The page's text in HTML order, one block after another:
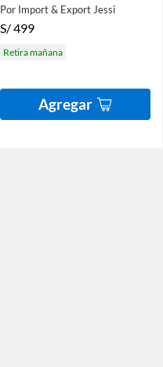
Por Import & Export Jessi
S/499
Retira mañana
Agregar